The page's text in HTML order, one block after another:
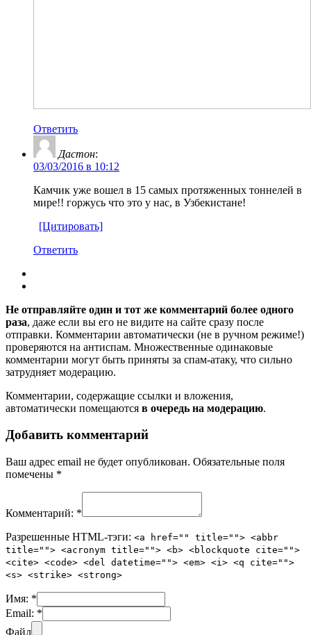
Ответить
Дастон:
03/03/2016 в 10:12
Камчик уже вошел в 15 самых протяженных тоннелей в
мире!! горжусь что это у нас, в Узбекистане!
[Цитировать]
Ответить
Не отправляйте один и тот же комментарий более одного
раза, даже если вы его не видите на сайте сразу после
отправки. Комментарии автоматически (не в ручном режиме!)
проверяются на антиспам. Множественные одинаковые
комментарии могут быть приняты за спам-атаку, что сильно
затрудняет модерацию.
Комментарии, содержащие ссылки и вложения,
автоматически помещаются в очередь на модерацию.
Добавить комментарий
Ваш адрес email не будет опубликован. Обязательные поля
помечены *
Комментарий: *
Разрешенные HTML-тэги: <a href="" title=""> <abbr
title=""> <acronym title=""> <b> <blockquote cite="">
<cite> <code> <del datetime=""> <em> <i> <q cite="">
<s> <strike> <strong>
Имя: *
Email: *
Файл